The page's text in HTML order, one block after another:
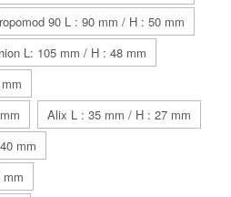
90 L : 90 mm / H : 50 mm
L: 105 mm / H : 48 mm
Alix L : 35 mm / H : 27 mm
mm